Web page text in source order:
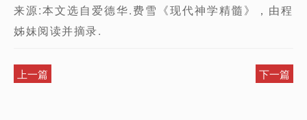
来源:本文选自爱德华.费雪《现代神学精髓》，由程
姊妹阅读并摘录.
上一篇 下一篇